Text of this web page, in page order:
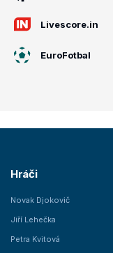
Livescore.in
EuroFotbal
Hráči
Novak Djokovič
Jiří Lehečka
Petra Kvitová